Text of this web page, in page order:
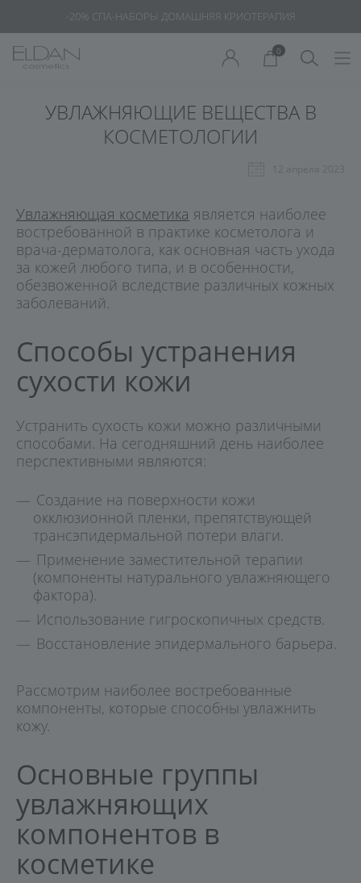
-20% СПА-НАБОРЫ ДОМАШНЯЯ КРИОТЕРАПИЯ
0
УВЛАЖНЯЮЩИЕ ВЕЩЕСТВА В
КОСМЕТОЛОГИИ
Увлажняющая косметика является наиболее
востребованной в практике косметолога и
врача-дерматолога, как основная часть ухода
за кожей любого типа, и в особенности,
обезвоженной вследствие различных кожных
заболеваний.
Способы устранения
сухости кожи
Устранить сухость кожи можно различными
способами. На сегодняшний день наиболее
перспективными являются:
Создание на поверхности кожи
окклюзионной пленки, препятствующей
трансэпидермальной потери влаги.
Применение заместительной терапии
(компоненты натурального увлажняющего
фактора).
Использование гигроскопичных средств.
Восстановление эпидермального барьера.
Рассмотрим наиболее востребованные
компоненты, которые способны увлажнить
кожу.
Основные группы
увлажняющих
компонентов в
косметике